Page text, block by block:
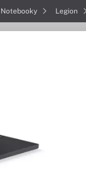
Notebooky Legion